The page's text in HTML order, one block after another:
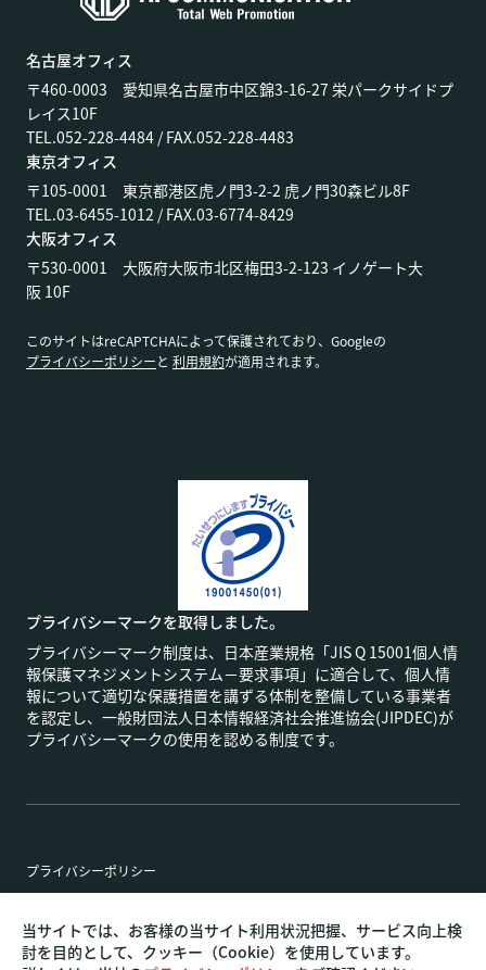
当サイトでは、お客様の当サイト利用状況把握、サービス向上検
討を目的として、クッキー（Cookie）を使用しています。
名古屋オフィス
〒460-0003 愛知県名古屋市中区錦3-16-27 栄パークサイドプ
レイス10F
TEL.052-228-4484 / FAX.052-228-4483
東京オフィス
〒105-0001 東京都港区虎ノ門3-2-2 虎ノ門30森ビル8F
TEL.03-6455-1012 / FAX.03-6774-8429
大阪オフィス
〒530-0001 大阪府大阪市北区梅田3-2-123 イノゲート大
阪 10F
このサイトはreCAPTCHAによって保護されており、Googleの
プライバシーポリシーと 利用規約が適用されます。
プライバシーマークを取得しました。
プライバシーマーク制度は、日本産業規格「JIS Q 15001個人情
報保護マネジメントシステム－要求事項」に適合して、個人情
報について適切な保護措置を講ずる体制を整備している事業者
を認定し、一般財団法人日本情報経済社会推進協会(JIPDEC)が
プライバシーマークの使用を認める制度です。
プライバシーポリシー